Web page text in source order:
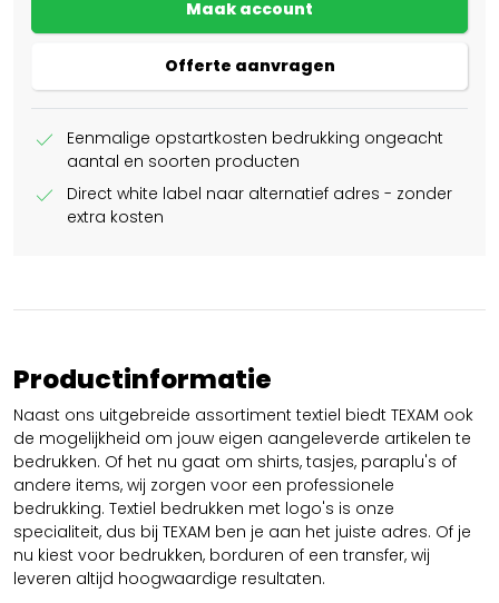
Maak account
Offerte aanvragen
check
Eenmalige opstartkosten bedrukking ongeacht
aantal en soorten producten
check
Direct white label naar alternatief adres - zonder
extra kosten
Productinformatie
Naast ons uitgebreide assortiment textiel biedt TEXAM ook
de mogelijkheid om jouw eigen aangeleverde artikelen te
bedrukken. Of het nu gaat om shirts, tasjes, paraplu's of
andere items, wij zorgen voor een professionele
bedrukking. Textiel bedrukken met logo's is onze
specialiteit, dus bij TEXAM ben je aan het juiste adres. Of je
nu kiest voor bedrukken, borduren of een transfer, wij
leveren altijd hoogwaardige resultaten.